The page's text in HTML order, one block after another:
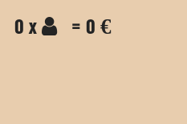
0 x = 0 €